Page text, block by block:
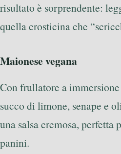
risultato è sorprendente:
quella crosticina che
Maionese vegana
Con frullatore a
succo di limone, senape e
una salsa cremosa, perfetta
panini.